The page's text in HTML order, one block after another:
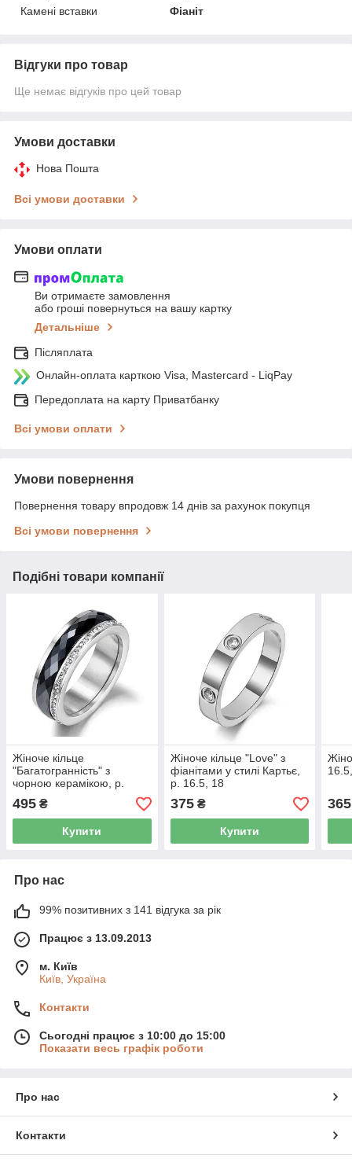
Камені вставки
Фіаніт
Відгуки про товар
Ще немає відгуків про цей товар
Умови доставки
Нова Пошта
Всі умови доставки
Умови оплати
Ви отримаєте замовлення
або гроші повернуться на вашу картку
Детальніше
Післяплата
Онлайн-оплата карткою Visa, Mastercard - LiqPay
Передоплата на карту Приватбанку
Всі умови оплати
Умови повернення
Повернення товару впродовж 14 днів за рахунок покупця
Всі умови повернення
Подібні товари компанії
Жіноче кільце
"Багатогранність" з
чорною керамікою, р.
16.5, 17.5, 18, 19
495 ₴
Купити
Жіноче кільце "Love" з
фіанітами у стилі Картьє,
р. 16.5, 18
375₴
Купити
365
Про нас
99% позитивних з 141 відгука за рік
Працює з 13.09.2013
м. Київ
Київ, Україна
Контакти
Сьогодні працює з 10:00 до 15:00
Показати весь графік роботи
Про нас
Контакти